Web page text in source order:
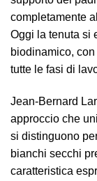
completamente
Oggi la tenuta si
biodinamico,
tutte le fasi di
Jean-Bernard
approccio che
si distinguono
bianchi secchi
caratteristica